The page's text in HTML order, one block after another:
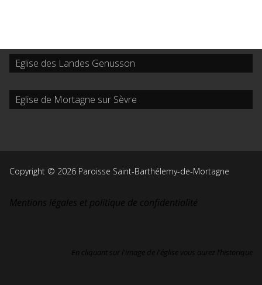
Eglise des Landes Genusson
Eglise de Mortagne sur Sèvre
Copyright © 2026 Paroisse Saint-Barthélemy-de-Mortagne
Mentions légales et politique de confidentialité
En cliquant sur l'image de l'église vous aurez l’historique